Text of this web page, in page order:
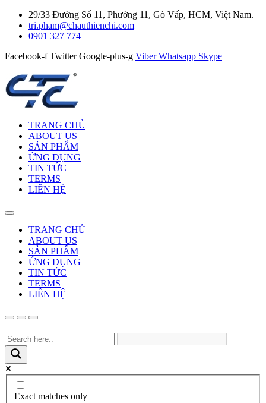
29/33 Đường Số 11, Phường 11, Gò Vấp, HCM, Việt Nam.
tri.pham@chauthienchi.com
0901 327 774
Facebook-f Twitter Google-plus-g Viber Whatsapp Skype
TRANG CHỦ
ABOUT US
SẢN PHẨM
ỨNG DỤNG
TIN TỨC
TERMS
LIÊN HỆ
TRANG CHỦ
ABOUT US
SẢN PHẨM
ỨNG DỤNG
TIN TỨC
TERMS
LIÊN HỆ
Exact matches only